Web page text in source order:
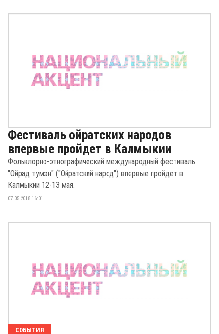
Фестиваль ойратских народов
впервые пройдет в Калмыкии
Фольклорно-этнографический международный фестиваль
"Ойрад тумэн" ("Ойратский народ") впервые пройдет в
Калмыкии 12-13 мая.
07.05.2018 16:01
СОБЫТИЯ